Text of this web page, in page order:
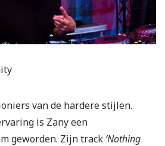
van de hardere stijlen.
is Zany een
geworden. Zijn track ‘Nothing